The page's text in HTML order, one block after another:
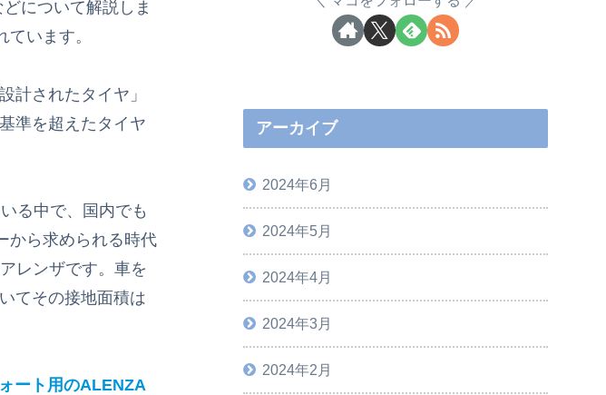
について解説しま
います。
計されたタイヤ」
準を超えたタイヤ
る中で、国内でも
から求められる時代
レンザです。車を
てその接地面積は
ート用のALENZA
アーカイブ
2024年6月
2024年5月
2024年4月
2024年3月
2024年2月